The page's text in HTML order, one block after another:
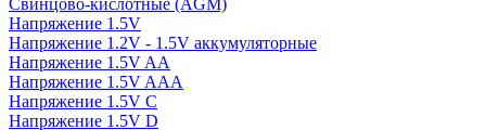
Свинцово-кислотные (AGM)
Напряжение 1.5V
Напряжение 1.2V - 1.5V аккумуляторные
Напряжение 1.5V AA
Напряжение 1.5V AAA
Напряжение 1.5V C
Напряжение 1.5V D